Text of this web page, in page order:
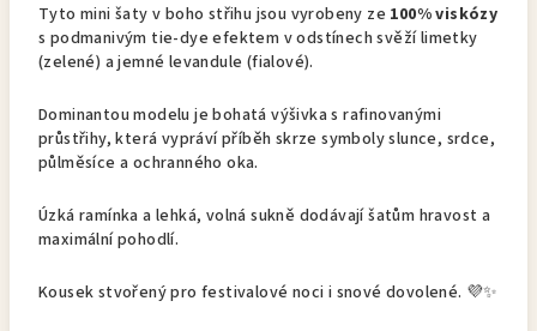
Tyto mini šaty v boho střihu jsou vyrobeny ze 100% viskózy
s podmanivým tie-dye efektem v odstínech svěží limetky
(zelené) a jemné levandule (fialové).
Dominantou modelu je bohatá výšivka s rafinovanými
průstřihy, která vypráví příběh skrze symboly slunce, srdce,
půlměsíce a ochranného oka.
Úzká ramínka a lehká, volná sukně dodávají šatům hravost a
maximální pohodlí.
Kousek stvořený pro festivalové noci i snové dovolené. 💜✨